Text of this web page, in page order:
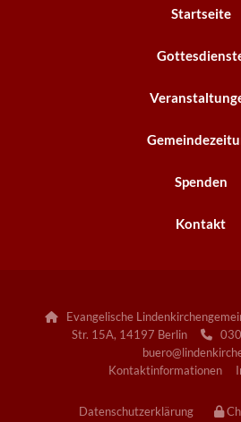
Startseite
Spenden
Kontakt

Evangelische
Str. 15A, 14197 Berlin
030
Kontaktinformationen
Datenschutzerklärung